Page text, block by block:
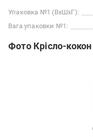
Упаковка №1 (ВхШхГ):
Вага упаковки №1:
Фото Крісло-